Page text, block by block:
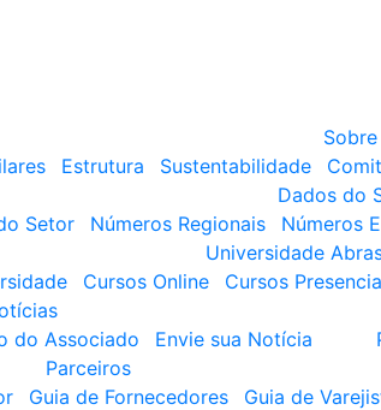
Sobre
Estrutura Sustentabilidade
Dados do
Setor
Números Regionais Números
Universidade
Cursos Online Cursos
do Associado Envie sua Notícia
Parceiros
Guia de Fornecedores Guia de